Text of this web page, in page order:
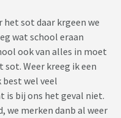
het sot daar krgeen we
wat school eraan
ook van alles in moet
Weer kreeg ik een
wel veel
is bij ons het geval niet.
we merken danb al weer